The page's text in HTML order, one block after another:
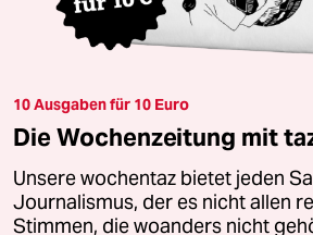
10 Ausgaben für 10 Euro
Die Wochenzeitung mit
Unsere wochentaz bietet jeden
Journalismus, der es nicht allen
Stimmen, die woanders nicht